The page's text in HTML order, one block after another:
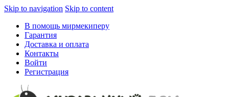
Skip to navigation Skip to content
В помощь мирмекиперу
Гарантия
Доставка и оплата
Контакты
Войти
Регистрация